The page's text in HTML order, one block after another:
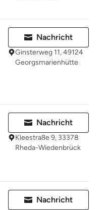
Nachricht
Ginsterweg 11, 49124
Georgsmarienhütte
Nachricht
Kleestraße 9, 33378
Rheda-Wiedenbrück
Nachricht